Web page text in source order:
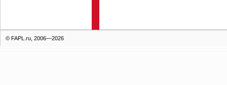
© FAPL.ru, 2006—2026